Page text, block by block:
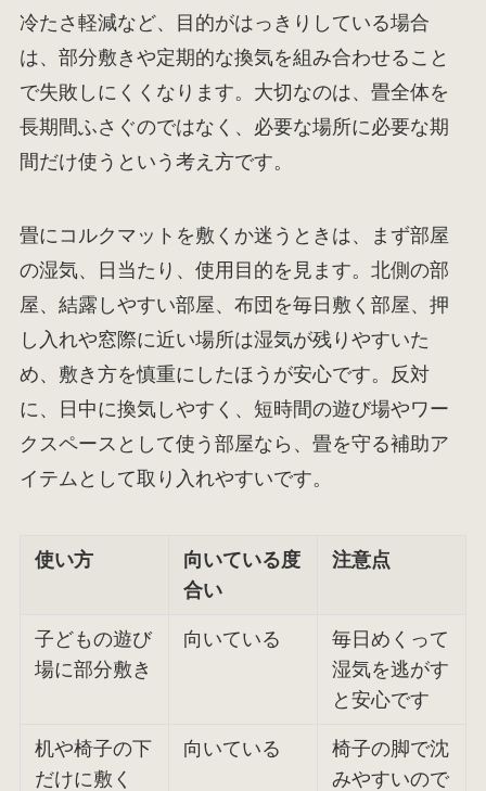
冷たさ軽減など、目的がはっきりしている場合
は、部分敷きや定期的な換気を組み合わせること
で失敗しにくくなります。大切なのは、畳全体を
長期間ふさぐのではなく、必要な場所に必要な期
間だけ使うという考え方です。
畳にコルクマットを敷くか迷うときは、まず部屋
の湿気、日当たり、使用目的を見ます。北側の部
屋、結露しやすい部屋、布団を毎日敷く部屋、押
し入れや窓際に近い場所は湿気が残りやすいた
め、敷き方を慎重にしたほうが安心です。反対
に、日中に換気しやすく、短時間の遊び場やワー
クスペースとして使う部屋なら、畳を守る補助ア
イテムとして取り入れやすいです。
使い方
向いている度
合い
注意点
子どもの遊び
場に部分敷き
向いている
毎日めくって
湿気を逃がす
と安心です
机や椅子の下
だけに敷く
向いている
椅子の脚で沈
みやすいので